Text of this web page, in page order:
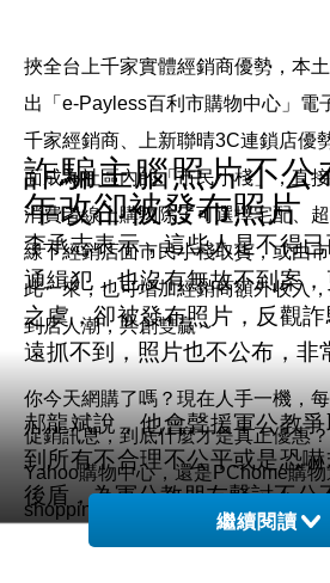
詐騙主腦照片不公
年改卻被發布照片
李承志表示，這些人是不得
通緝犯，也沒有無故不到案
之虞，卻被發布照片，反觀
遠抓不到，照片也不公布，非
郝龍斌說，他會聲援軍公教
到所有不合理不公平或是恐
後盾，為軍公教朋友聲討不公
挾全台上千家實體經銷商優勢，本
出「e-Payless百利市購物中心」電
千家經銷商、上新聯晴3C連鎖店優
面成為社區內的「市民小棧」，直
消費者線上購物除了可選擇宅配、
線下經銷店面市民小棧取貨，或由
此一來，也可增加經銷商額外收入
到店人潮，共創雙贏～
你今天網購了嗎？現在人手一機，
促銷訊息，到底什麼才是真正優惠
Yahoo購物中心，還是PChome購
shopping，最近發現「百利市購物
區，精選熱門話題商品每日黃金促
繼續閱讀